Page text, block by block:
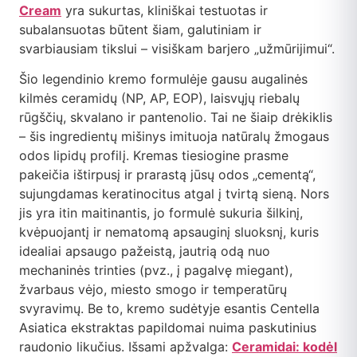
Cream yra sukurtas, kliniškai testuotas ir
subalansuotas būtent šiam, galutiniam ir
svarbiausiam tikslui – visiškam barjero „užmūrijimui“.
Šio legendinio kremo formulėje gausu augalinės
kilmės ceramidų (NP, AP, EOP), laisvųjų riebalų
rūgščių, skvalano ir pantenolio. Tai ne šiaip drėkiklis
– šis ingredientų mišinys imituoja natūralų žmogaus
odos lipidų profilį. Kremas tiesiogine prasme
pakeičia ištirpusį ir prarastą jūsų odos „cementą“,
sujungdamas keratinocitus atgal į tvirtą sieną. Nors
jis yra itin maitinantis, jo formulė sukuria šilkinį,
kvėpuojantį ir nematomą apsauginį sluoksnį, kuris
idealiai apsaugo pažeistą, jautrią odą nuo
mechaninės trinties (pvz., į pagalvę miegant),
žvarbaus vėjo, miesto smogo ir temperatūrų
svyravimų. Be to, kremo sudėtyje esantis Centella
Asiatica ekstraktas papildomai nuima paskutinius
raudonio likučius. Išsami apžvalga: Ceramidai: kodėl